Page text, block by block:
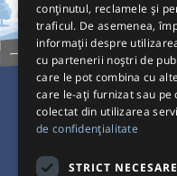
Pentru
conținutul, reclamele și
traficul. De asemenea,
informații despre
cu partenerii noștri de
care le pot combina cu
care le-ați furnizat sau pe
colectat din utilizarea
de confidențialitate
STRICT NECESARE